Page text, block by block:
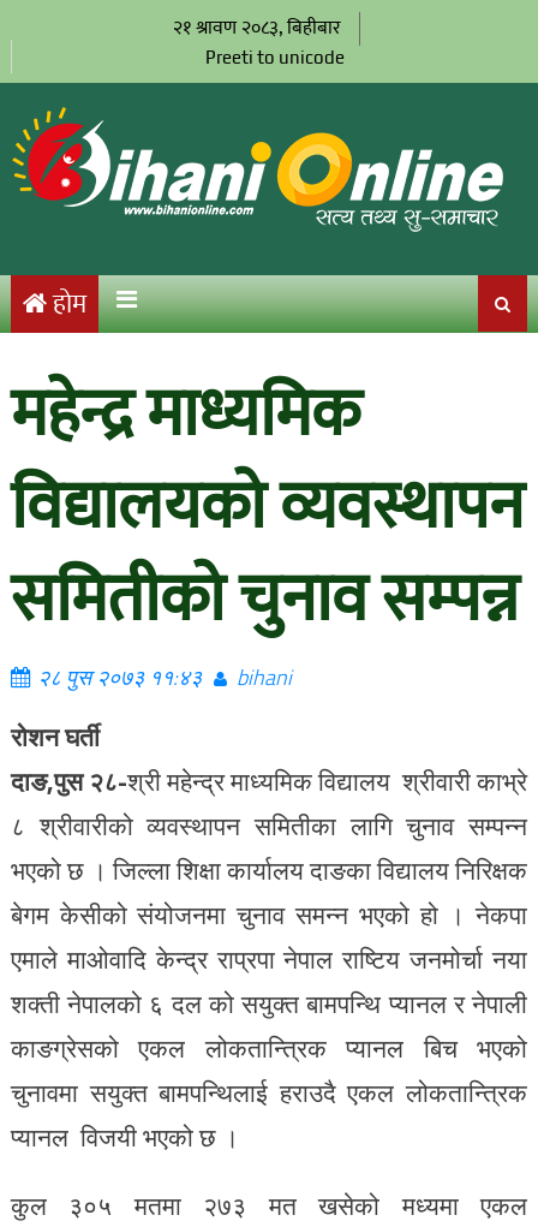
२१ श्रावण २०८३, बिहीबार
Preeti to unicode
होम
महेन्द्र माध्यमिक
विद्यालयको व्यवस्थापन
समितीको चुनाव सम्पन्न
२८ पुस २०७३ ११:४३ bihani
रोशन घर्ती
दाङ,पुस २८-श्री महेन्द्र माध्यमिक विद्यालय श्रीवारी काभ्रे
८ श्रीवारीको व्यवस्थापन समितीका लागि चुनाव सम्पन्न
भएको छ । जिल्ला शिक्षा कार्यालय दाङका विद्यालय निरिक्षक
बेगम केसीको संयोजनमा चुनाव समन्न भएको हो । नेकपा
एमाले माओवादि केन्द्र राप्रपा नेपाल राष्टिय जनमोर्चा नया
शक्ती नेपालको ६ दल को सयुक्त बामपन्थि प्यानल र नेपाली
काङग्रेसको एकल लोकतान्त्रिक प्यानल बिच भएको
चुनावमा सयुक्त बामपन्थिलाई हराउदै एकल लोकतान्त्रिक
प्यानल विजयी भएको छ ।
कुल ३०५ मतमा २७३ मत खसेको मध्यमा एकल